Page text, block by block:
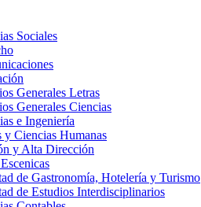
Sociales
Generales Letras
Generales Ciencias
e Ingeniería
y Ciencias Humanas
y Alta Dirección
de Gastronomía, Hotelería y Turismo
de Estudios Interdisciplinarios